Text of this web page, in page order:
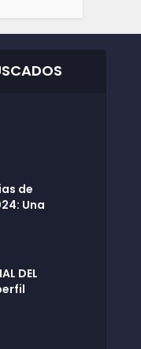
de
Una
DEL